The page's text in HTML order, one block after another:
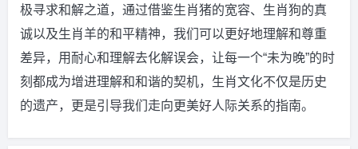
极寻求和解之道，通过借鉴生肖猪的宽容、生肖狗的真
诚以及生肖羊的和平精神，我们可以更好地理解和尊重
差异，用耐心和理解去化解误会，让每一个“未为晚”的时
刻都成为增进理解和和谐的契机，生肖文化不仅是历史
的遗产，更是引导我们走向更美好人际关系的指南。